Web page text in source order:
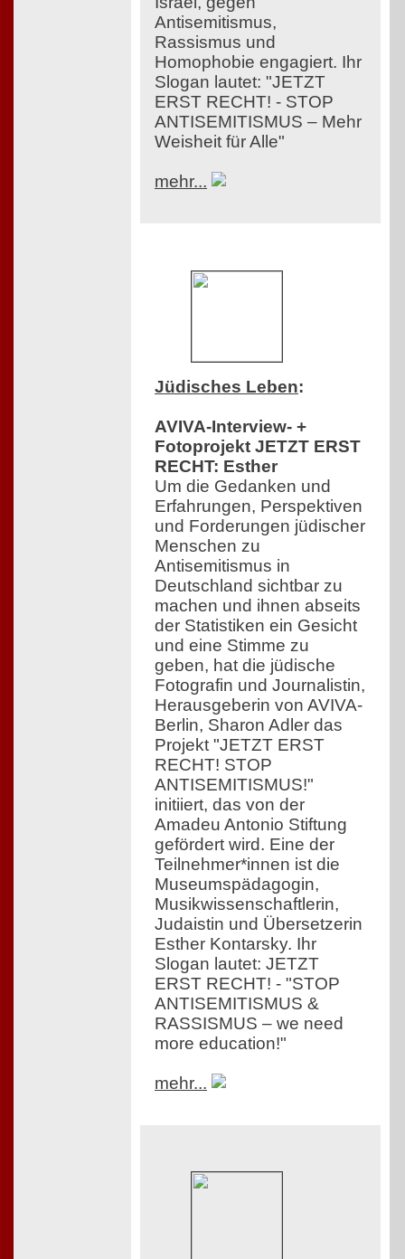
Antisemitismus,
Rassismus und
Homophobie engagiert. Ihr
Slogan lautet: "JETZT
ERST RECHT! - STOP
ANTISEMITISMUS – Mehr
Weisheit für Alle"
mehr...
Jüdisches Leben:
AVIVA-Interview- +
Fotoprojekt JETZT ERST
RECHT: Esther
Um die Gedanken und
Erfahrungen, Perspektiven
und Forderungen jüdischer
Menschen zu
Antisemitismus in
Deutschland sichtbar zu
machen und ihnen abseits
der Statistiken ein Gesicht
und eine Stimme zu
geben, hat die jüdische
Fotografin und Journalistin,
Herausgeberin von AVIVA-
Berlin, Sharon Adler das
Projekt "JETZT ERST
RECHT! STOP
ANTISEMITISMUS!"
initiiert, das von der
Amadeu Antonio Stiftung
gefördert wird. Eine der
Teilnehmer*innen ist die
Museumspädagogin,
Musikwissenschaftlerin,
Judaistin und Übersetzerin
Esther Kontarsky. Ihr
Slogan lautet: JETZT
ERST RECHT! - "STOP
ANTISEMITISMUS &
RASSISMUS – we need
more education!"
mehr...